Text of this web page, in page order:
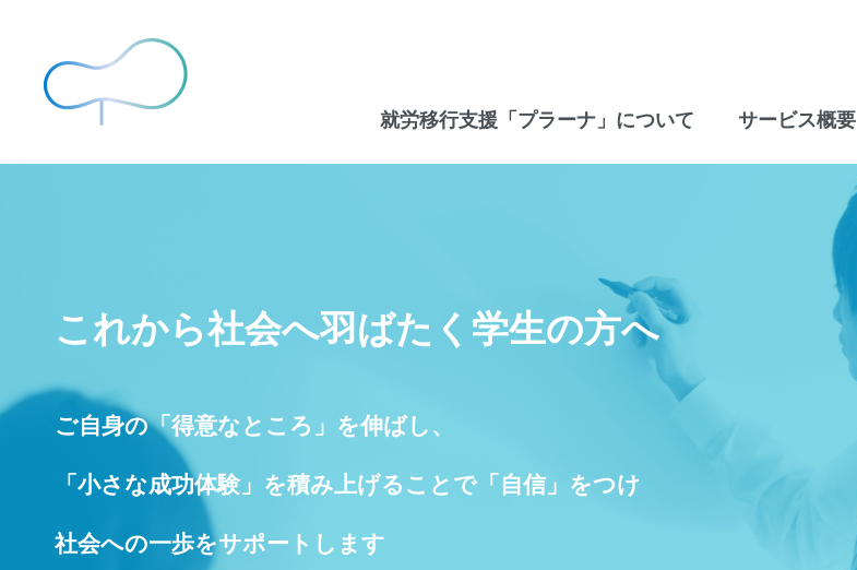
就労移行支援「プラーナ」について サービス概要
これから社会へ羽ばたく学生の方へ
ご自身の「得意なところ」を伸ばし、
「小さな成功体験」を積み上げることで「自信」をつけ
社会への一歩をサポートします